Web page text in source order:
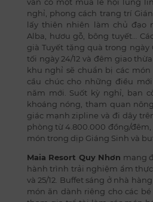
nghỉ, phong cách trang trí
lấy thiên nhiên làm chủ đạo
Alba, hươu gỗ, bông tuyết…
già Tuyết tặng quà trong ngày
tối ngày 24/12 và đêm giao thừa
khu nghỉ sẽ chuẩn bị các
cầu chúc cho những điều
năm mới. Suốt kỳ nghỉ, bạn
khoáng nóng, tham quan
giác mạnh zipline và đi dây
phòng từ 4.800.000 đồng/
món trong dịp Giáng Sinh và
Maia Resort Quy Nhơn mang
hành trình trải nghiệm ẩm thực
và 25/12. Buffet sáng ở nhà
món ăn dành riêng cho các